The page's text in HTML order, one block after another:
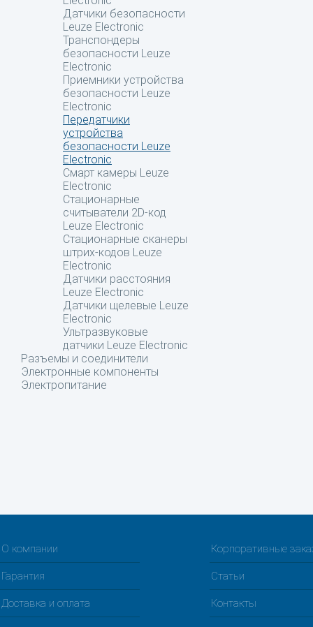
Датчики безопасности
Leuze Electronic
Транспондеры
безопасности Leuze
Electronic
Приемники устройства
безопасности Leuze
Electronic
Передатчики
устройства
безопасности Leuze
Electronic
Смарт камеры Leuze
Electronic
Стационарные
считыватели 2D-код
Leuze Electronic
Стационарные сканеры
штрих-кодов Leuze
Electronic
Датчики расстояния
Leuze Electronic
Датчики щелевые Leuze
Electronic
Ультразвуковые
датчики Leuze Electronic
Разъемы и соединители
Электронные компоненты
Электропитание
О компании Корпоративные
Гарантия Статьи
Доставка и оплата Контакты